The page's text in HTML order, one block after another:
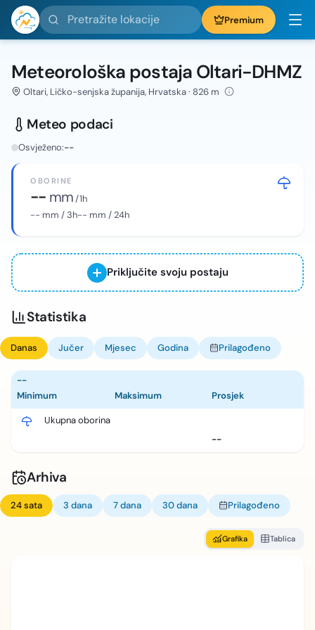
Pretražite lokacije Premium
Meteorološka postaja Oltari-DHMZ
Oltari, Ličko-senjska županija, Hrvatska · 826 m
Meteo podaci
Osvježeno:--
OBORINE
-- mm/ 1h
-- mm / 3h-- mm / 24h
Priključite svoju postaju
Statistika
Danas Jučer Mjesec Godina Prilagođeno
--
Minimum
Maksimum Prosjek
Ukupna oborina
--
Arhiva
24 sata 3 dana 7 dana 30 dana Prilagođeno
Grafika Tablica